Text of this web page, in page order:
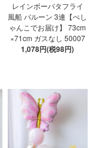
レインボーバタフライ
風船 バルーン 3連【ぺし
ゃんこでお届け】 73cm
×71cm ガスなし 50007
1,078円(税98円)